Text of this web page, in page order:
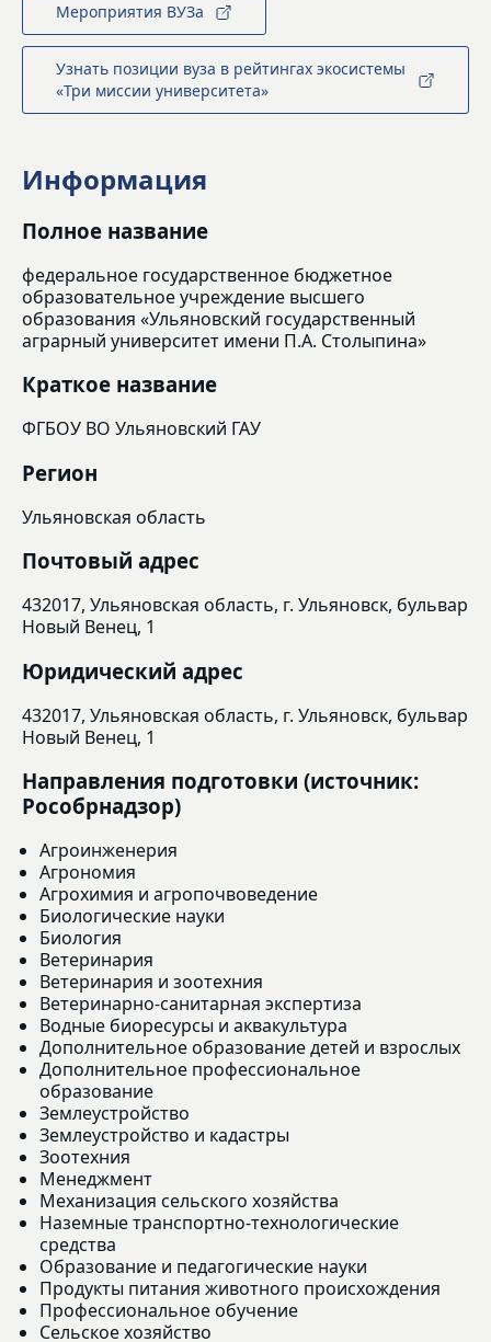
Мероприятия ВУЗа
Узнать позиции вуза в рейтингах экосистемы
«Три миссии университета»
Информация
Полное название
федеральное государственное бюджетное
образовательное учреждение высшего
образования «Ульяновский государственный
аграрный университет имени П.А. Столыпина»
Краткое название
ФГБОУ ВО Ульяновский ГАУ
Регион
Ульяновская область
Почтовый адрес
432017, Ульяновская область, г. Ульяновск, бульвар
Новый Венец, 1
Юридический адрес
432017, Ульяновская область, г. Ульяновск, бульвар
Новый Венец, 1
Направления подготовки (источник:
Рособрнадзор)
Агроинженерия
Агрономия
Агрохимия и агропочвоведение
Биологические науки
Биология
Ветеринария
Ветеринария и зоотехния
Ветеринарно-санитарная экспертиза
Водные биоресурсы и аквакультура
Дополнительное образование детей и взрослых
Дополнительное профессиональное
образование
Землеустройство
Землеустройство и кадастры
Зоотехния
Менеджмент
Механизация сельского хозяйства
Наземные транспортно-технологические
средства
Образование и педагогические науки
Продукты питания животного происхождения
Профессиональное обучение
Сельское хозяйство